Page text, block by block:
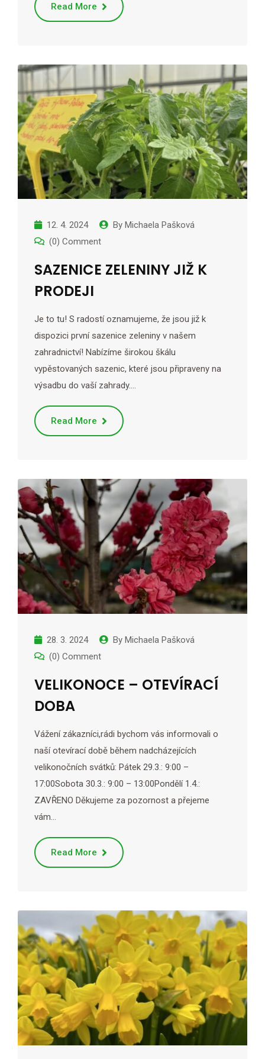
Read More
12. 4. 2024 By Michaela Pašková
(0) Comment
SAZENICE ZELENINY JIŽ K
PRODEJI
Je to tu! S radostí oznamujeme, že jsou již k
dispozici první sazenice zeleniny v našem
zahradnictví! Nabízíme širokou škálu
vypěstovaných sazenic, které jsou připraveny na
výsadbu do vaší zahrady.…
Read More
28. 3. 2024 By Michaela Pašková
(0) Comment
VELIKONOCE – OTEVÍRACÍ
DOBA
Vážení zákazníci,rádi bychom vás informovali o
naší otevírací době během nadcházejících
velikonočních svátků: Pátek 29.3.: 9:00 –
17:00Sobota 30.3.: 9:00 – 13:00Pondělí 1.4.:
ZAVŘENO Děkujeme za pozornost a přejeme
vám…
Read More